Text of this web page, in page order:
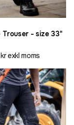
Trouser - size 33"
exkl moms